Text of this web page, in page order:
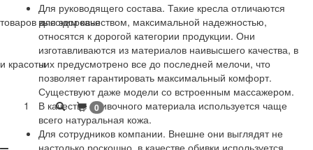
товаров для здоровья
и красоты
1 0
Для руководящего состава. Такие кресла отличаются
высоким качеством, максимальной надежностью,
относятся к дорогой категории продукции. Они
изготавливаются из материалов наивысшего качества, в
них предусмотрено все до последней мелочи, что
позволяет гарантировать максимальный комфорт.
Существуют даже модели со встроенным массажером.
В качестве обивочного материала используется чаще
всего натуральная кожа.
Для сотрудников компании. Внешне они выглядят не
настолько роскошно, в качестве обивки используется